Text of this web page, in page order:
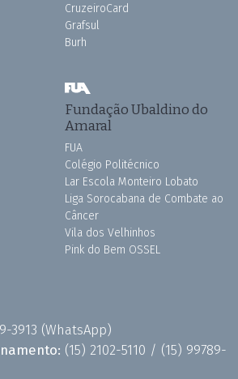
CruzeiroCard
Grafsul
Burh
Fundação Ubaldino do
Amaral
FUA
Colégio Politécnico
Lar Escola Monteiro Lobato
Liga Sorocabana de Combate ao
Câncer
Vila dos Velhinhos
Pink do Bem OSSEL
3913 (WhatsApp)
(15) 2102-5110 / (15) 99789-